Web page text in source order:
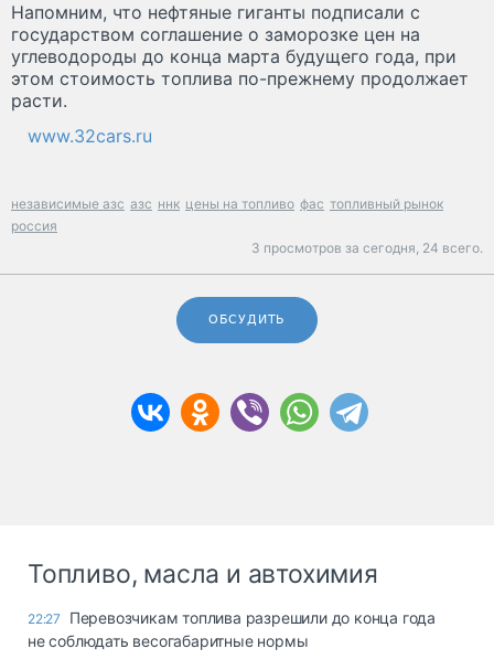
Напомним, что нефтяные гиганты подписали с
государством соглашение о заморозке цен на
углеводороды до конца марта будущего года, при
этом стоимость топлива по-прежнему продолжает
расти.
www.32cars.ru
независимые азс азс ннк цены на топливо фас топливный рынок
россия
3 просмотров за сегодня, 24 всего.
ОБСУДИТЬ
Топливо, масла и автохимия
22:27
Перевозчикам топлива разрешили до конца года
не соблюдать весогабаритные нормы